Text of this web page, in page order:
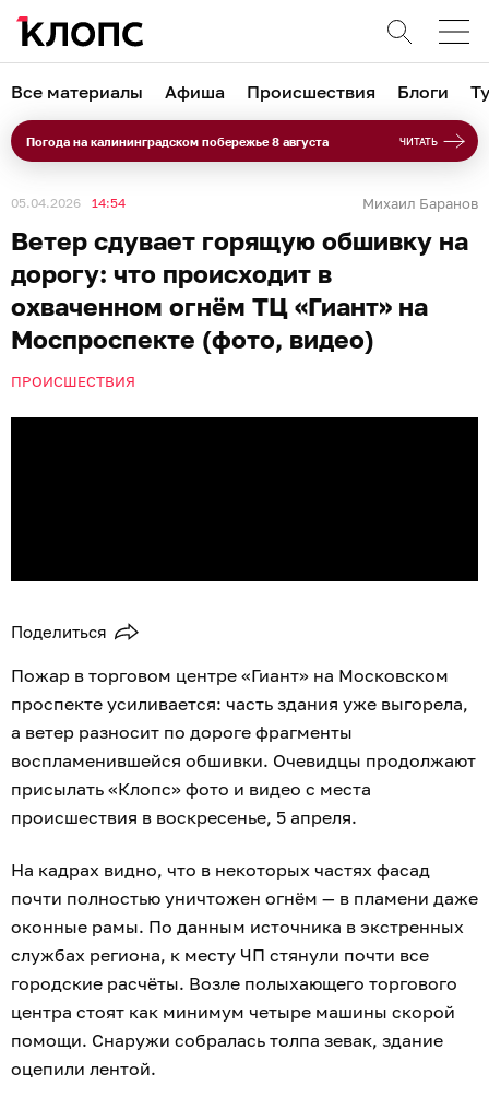
Все материалы Афиша Происшествия Блоги
Погода на калининградском побережье 8 августа ЧИТАТЬ
05.04.2026 14:54 Михаил Баранов
Ветер сдувает горящую обшивку на
дорогу: что происходит в
охваченном огнём ТЦ «Гиант» на
Моспроспекте (фото, видео)
ПРОИСШЕСТВИЯ
Поделиться
Пожар в торговом центре «Гиант» на Московском
проспекте усиливается: часть здания уже выгорела,
а ветер разносит по дороге фрагменты
воспламенившейся обшивки. Очевидцы продолжают
присылать «Клопс» фото и видео с места
происшествия в воскресенье, 5 апреля.
На кадрах видно, что в некоторых частях фасад
почти полностью уничтожен огнём — в пламени даже
оконные рамы. По данным источника в экстренных
службах региона, к месту ЧП стянули почти все
городские расчёты. Возле полыхающего торгового
центра стоят как минимум четыре машины скорой
помощи. Снаружи собралась толпа зевак, здание
оцепили лентой.